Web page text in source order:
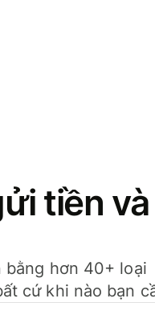
tiền và
hơn 40+ loại
cứ khi nào bạn